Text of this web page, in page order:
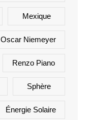
Mexique
Oscar Niemeyer
Renzo Piano
Sphère
Énergie Solaire